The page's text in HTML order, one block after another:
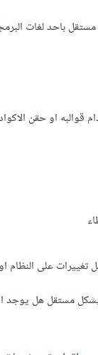
باحد لغات
قوالبه او حقن
على النظام
مستقل هل يوجد